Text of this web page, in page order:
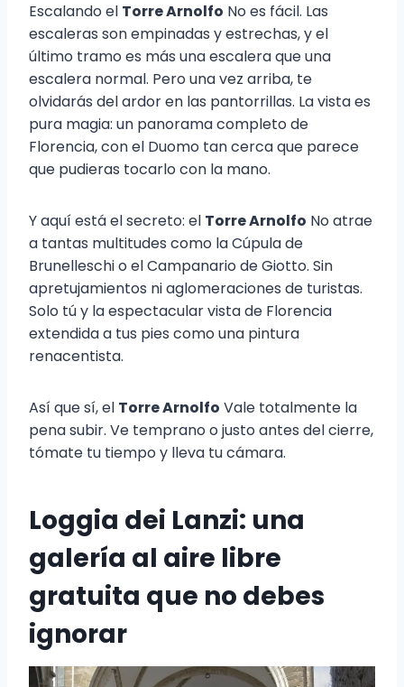
Escalando el Torre Arnolfo No es fácil. Las
escaleras son empinadas y estrechas, y el
último tramo es más una escalera que una
escalera normal. Pero una vez arriba, te
olvidarás del ardor en las pantorrillas. La vista es
pura magia: un panorama completo de
Florencia, con el Duomo tan cerca que parece
que pudieras tocarlo con la mano.
Y aquí está el secreto: el Torre Arnolfo No atrae
a tantas multitudes como la Cúpula de
Brunelleschi o el Campanario de Giotto. Sin
apretujamientos ni aglomeraciones de turistas.
Solo tú y la espectacular vista de Florencia
extendida a tus pies como una pintura
renacentista.
Así que sí, el Torre Arnolfo Vale totalmente la
pena subir. Ve temprano o justo antes del cierre,
tómate tu tiempo y lleva tu cámara.
Loggia dei Lanzi: una
galería al aire libre
gratuita que no debes
ignorar